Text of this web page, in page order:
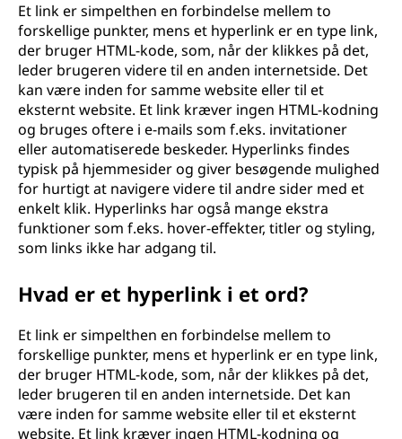
Et link er simpelthen en forbindelse mellem to
forskellige punkter, mens et hyperlink er en type link,
der bruger HTML-kode, som, når der klikkes på det,
leder brugeren videre til en anden internetside. Det
kan være inden for samme website eller til et
eksternt website. Et link kræver ingen HTML-kodning
og bruges oftere i e-mails som f.eks. invitationer
eller automatiserede beskeder. Hyperlinks findes
typisk på hjemmesider og giver besøgende mulighed
for hurtigt at navigere videre til andre sider med et
enkelt klik. Hyperlinks har også mange ekstra
funktioner som f.eks. hover-effekter, titler og styling,
som links ikke har adgang til.
Hvad er et hyperlink i et ord?
Et link er simpelthen en forbindelse mellem to
forskellige punkter, mens et hyperlink er en type link,
der bruger HTML-kode, som, når der klikkes på det,
leder brugeren til en anden internetside. Det kan
være inden for samme website eller til et eksternt
website. Et link kræver ingen HTML-kodning og